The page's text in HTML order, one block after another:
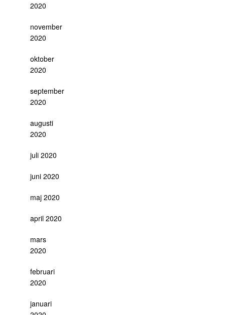
2020
november
2020
oktober
2020
september
2020
augusti
2020
juli 2020
juni 2020
maj 2020
april 2020
mars
2020
februari
2020
januari